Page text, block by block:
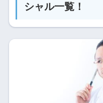
シャル一覧！